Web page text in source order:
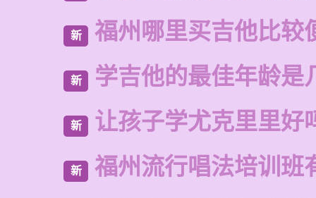
新 福州哪里买吉他比较
新 学吉他的最佳年龄是
新 让孩子学尤克里里好
新 福州流行唱法培训班